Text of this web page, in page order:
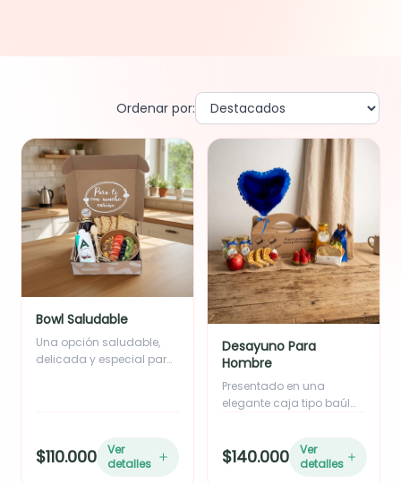
Ordenar por:
Bowl Saludable
Una opción saludable,
delicada y especial para
moño y tarjeta
personalizada. Incluye:
$110.000
Ver
detalles
Desayuno Para
Hombre
Presentado en una
elegante caja tipo baúl
merecen grandes
comienzos" Incluye:
$140.000
Ver
detalles